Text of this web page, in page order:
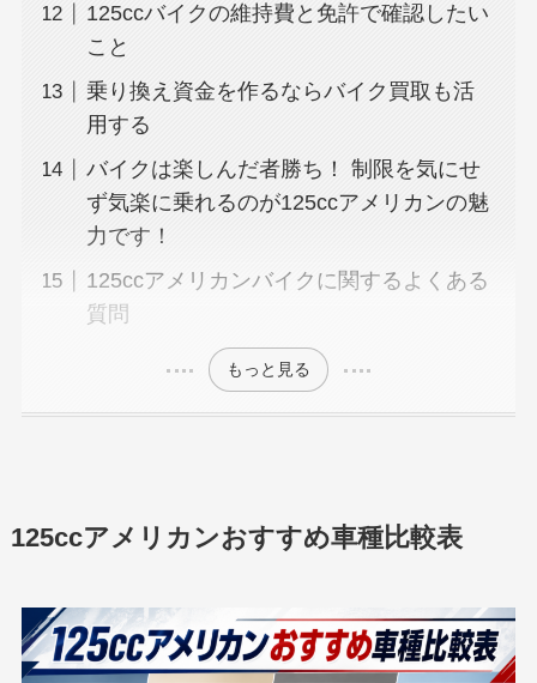
125ccバイクの維持費と免許で確認したい
こと
乗り換え資金を作るならバイク買取も活
用する
バイクは楽しんだ者勝ち！ 制限を気にせ
ず気楽に乗れるのが125ccアメリカンの魅
力です！
125ccアメリカンバイクに関するよくある
質問
もっと見る
125ccアメリカンおすすめ車種比較表